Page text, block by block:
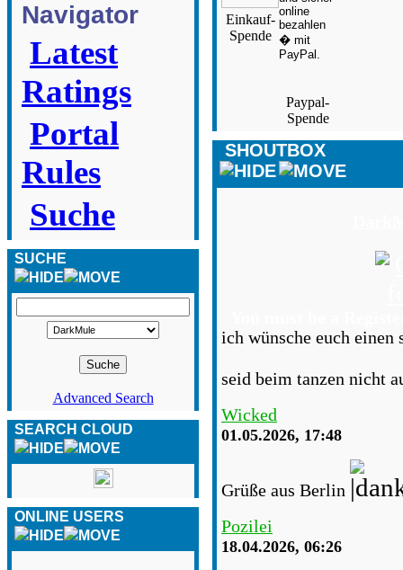
Navigator
Latest
Ratings
Portal
Rules
Suche
SUCHE
Advanced Search
SEARCH CLOUD
ONLINE USERS
Einkauf-
Spende
Paypal-
Spende
SHOUTBOX
ich wünsche euch
seid beim tanzen nicht
Wicked
01.05.2026, 17:48
Grüße aus Berlin
Pozilei
18.04.2026, 06:26